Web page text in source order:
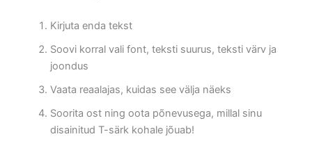
Kirjuta enda tekst
Soovi korral vali font, teksti suurus, teksti värv ja
joondus
Vaata reaalajas, kuidas see välja näeks
Soorita ost ning oota põnevusega, millal sinu
disainitud T-särk kohale jõuab!